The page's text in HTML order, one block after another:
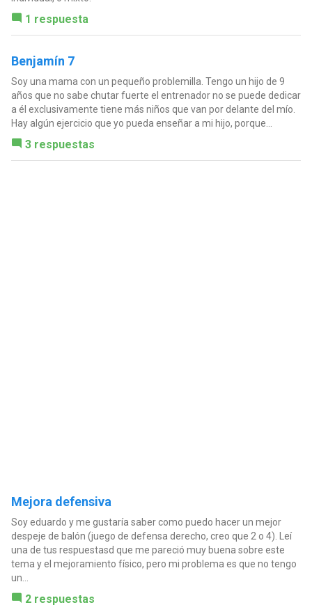
1 respuesta
Benjamín 7
Soy una mama con un pequeño problemilla. Tengo un hijo de 9
años que no sabe chutar fuerte el entrenador no se puede dedicar
a él exclusivamente tiene más niños que van por delante del mío.
Hay algún ejercicio que yo pueda enseñar a mi hijo, porque...
3 respuestas
Mejora defensiva
Soy eduardo y me gustaría saber como puedo hacer un mejor
despeje de balón (juego de defensa derecho, creo que 2 o 4). Leí
una de tus respuestasd que me pareció muy buena sobre este
tema y el mejoramiento físico, pero mi problema es que no tengo
un...
2 respuestas